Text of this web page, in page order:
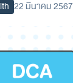
22 มีนาคม 2567